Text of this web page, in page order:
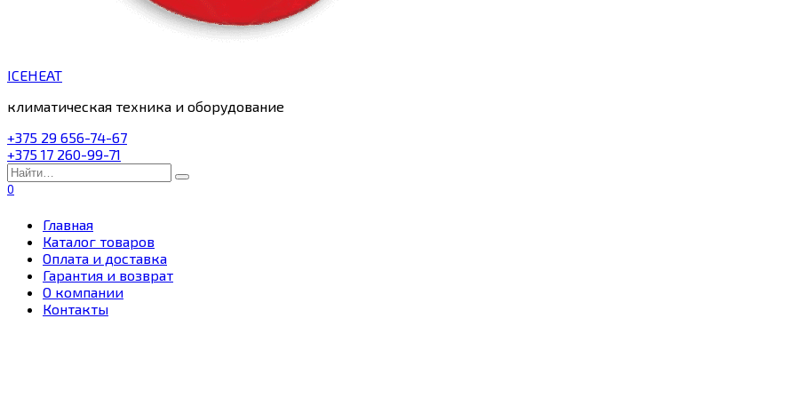
ICEHEAT
климатическая техника и оборудование
+375 29 656-74-67
+375 17 260-99-71
Search
for:
0
Главная
Каталог товаров
Оплата и доставка
Гарантия и возврат
О компании
Контакты